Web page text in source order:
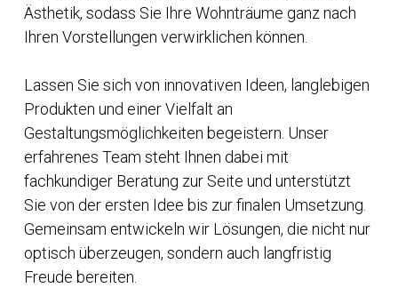
Ästhetik, sodass Sie Ihre Wohnträume ganz nach
Ihren Vorstellungen verwirklichen können.
Lassen Sie sich von innovativen Ideen, langlebigen
Produkten und einer Vielfalt an
Gestaltungsmöglichkeiten begeistern. Unser
erfahrenes Team steht Ihnen dabei mit
fachkundiger Beratung zur Seite und unterstützt
Sie von der ersten Idee bis zur finalen Umsetzung.
Gemeinsam entwickeln wir Lösungen, die nicht nur
optisch überzeugen, sondern auch langfristig
Freude bereiten.